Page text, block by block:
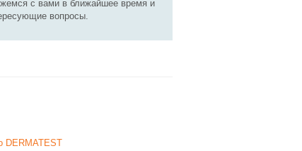
с вами в ближайшее время и
вопросы.
DERMATEST